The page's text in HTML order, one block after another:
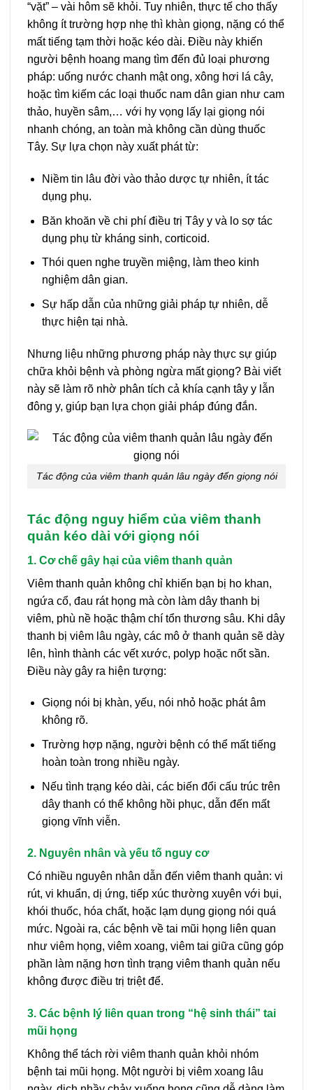
“vặt” – vài hôm sẽ khỏi. Tuy nhiên, thực tế cho thấy
không ít trường hợp nhẹ thì khàn giọng, nặng có thể
mất tiếng tạm thời hoặc kéo dài. Điều này khiến
người bệnh hoang mang tìm đến đủ loại phương
pháp: uống nước chanh mật ong, xông hơi lá cây,
hoặc tìm kiếm các loại thuốc nam dân gian như cam
thảo, huyền sâm,… với hy vọng lấy lại giọng nói
nhanh chóng, an toàn mà không cần dùng thuốc
Tây. Sự lựa chọn này xuất phát từ:
Niềm tin lâu đời vào thảo dược tự nhiên, ít tác
dụng phụ.
Băn khoăn về chi phí điều trị Tây y và lo sợ tác
dụng phụ từ kháng sinh, corticoid.
Thói quen nghe truyền miệng, làm theo kinh
nghiệm dân gian.
Sự hấp dẫn của những giải pháp tự nhiên, dễ
thực hiện tại nhà.
Nhưng liệu những phương pháp này thực sự giúp
chữa khỏi bệnh và phòng ngừa mất giọng? Bài viết
này sẽ làm rõ nhờ phân tích cả khía cạnh tây y lẫn
đông y, giúp bạn lựa chọn giải pháp đúng đắn.
Tác động của viêm thanh quản lâu ngày đến giọng nói
Tác động nguy hiểm của viêm thanh
quản kéo dài với giọng nói
1. Cơ chế gây hại của viêm thanh quản
Viêm thanh quản không chỉ khiến bạn bị ho khan,
ngứa cổ, đau rát họng mà còn làm dây thanh bị
viêm, phù nề hoặc thậm chí tổn thương sâu. Khi dây
thanh bị viêm lâu ngày, các mô ở thanh quản sẽ dày
lên, hình thành các vết xước, polyp hoặc nốt sần.
Điều này gây ra hiện tượng:
Giọng nói bị khàn, yếu, nói nhỏ hoặc phát âm
không rõ.
Trường hợp nặng, người bệnh có thể mất tiếng
hoàn toàn trong nhiều ngày.
Nếu tình trạng kéo dài, các biến đổi cấu trúc trên
dây thanh có thể không hồi phục, dẫn đến mất
giọng vĩnh viễn.
2. Nguyên nhân và yếu tố nguy cơ
Có nhiều nguyên nhân dẫn đến viêm thanh quản: vi
rút, vi khuẩn, dị ứng, tiếp xúc thường xuyên với bụi,
khói thuốc, hóa chất, hoặc lạm dụng giọng nói quá
mức. Ngoài ra, các bệnh về tai mũi họng liên quan
như viêm họng, viêm xoang, viêm tai giữa cũng góp
phần làm nặng hơn tình trạng viêm thanh quản nếu
không được điều trị triệt để.
3. Các bệnh lý liên quan trong “hệ sinh thái” tai
mũi họng
Không thể tách rời viêm thanh quản khỏi nhóm
bệnh tai mũi họng. Một người bị viêm xoang lâu